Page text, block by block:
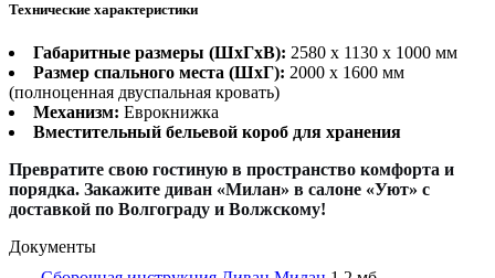
Технические характеристики
Габаритные размеры (ШхГхВ): 2580 х 1130 х 1000 мм
Размер спального места (ШхГ): 2000 х 1600 мм
(полноценная двуспальная кровать)
Механизм: Еврокнижка
Вместительный бельевой короб для хранения
Превратите свою гостиную в пространство комфорта и
порядка. Закажите диван «Милан» в салоне «Уют» с
доставкой по Волгограду и Волжскому!
Документы